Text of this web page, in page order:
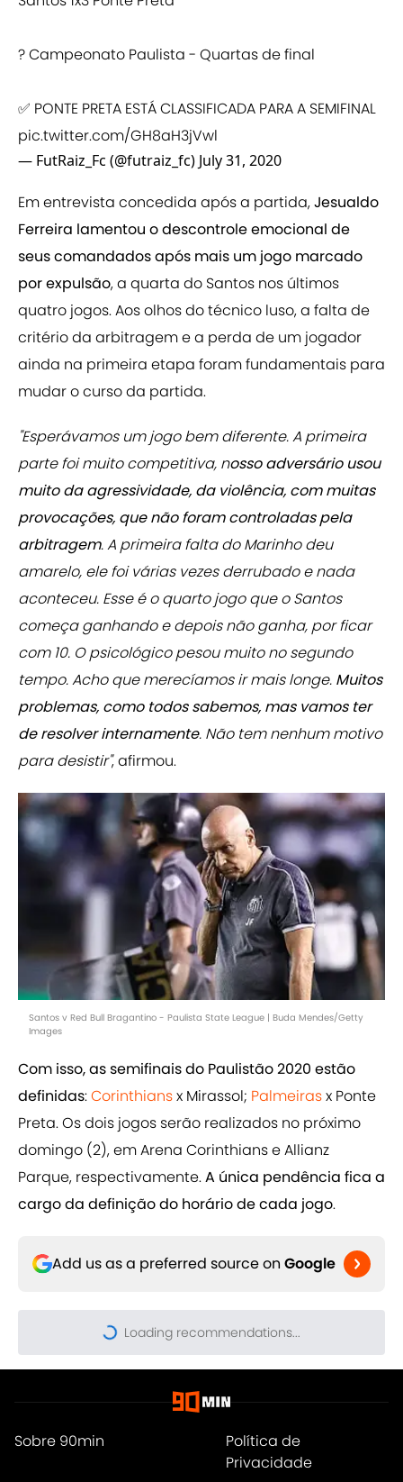
? Campeonato Paulista - Quartas de final
✅ PONTE PRETA ESTÁ CLASSIFICADA PARA A SEMIFINAL
pic.twitter.com/GH8aH3jVwl
— FutRaiz_Fc (@futraiz_fc) July 31, 2020
Em entrevista concedida após a partida,Jesualdo
Ferreira lamentou o descontrole emocional de
seus comandados após mais um jogo marcado
por expulsão, a quarta do Santos nos últimos
quatro jogos. Aos olhos do técnico luso, a falta de
critério da arbitragem e a perda de um jogador
ainda na primeira etapa foram fundamentais para
mudar o curso da partida.
"Esperávamos um jogo bem diferente. A primeira
parte foi muito competitiva, nosso adversário usou
muito da agressividade, da violência, com muitas
provocações, que não foram controladas pela
arbitragem. A primeira falta do Marinho deu
amarelo, ele foi várias vezes derrubado e nada
aconteceu. Esse é o quarto jogo que o Santos
começa ganhando e depois não ganha, por ficar
com 10. O psicológico pesou muito no segundo
tempo. Acho que merecíamos ir mais longe. Muitos
problemas, como todos sabemos, mas vamos ter
de resolver internamente. Não tem nenhum motivo
para desistir", afirmou.
Santos v Red Bull Bragantino - Paulista State League | Buda Mendes/Getty
Images
Com isso, as semifinais do Paulistão 2020 estão
definidas:Corinthiansx Mirassol; Palmeirasx Ponte
Preta. Os dois jogos serão realizados no próximo
domingo (2), em Arena Corinthians e Allianz
Parque, respectivamente.A única pendência fica a
cargo da definição do horário de cada jogo.
Add us as a preferred source on Google
Loading recommendations...
Please wait while we load
Sobre 90min
Política de
Privacidade